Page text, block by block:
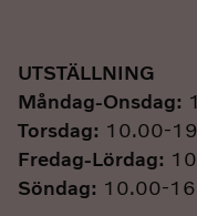
UTSTÄLLNING
Måndag-Onsdag:
Torsdag: 10.00-
Fredag-Lördag:
Söndag: 10.00-